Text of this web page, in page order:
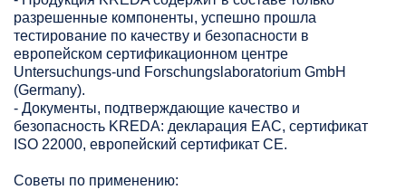
разрешенные компоненты, успешно прошла
тестирование по качеству и безопасности в
европейском сертификационном центре
Untersuchungs-und Forschungslaboratorium GmbH
(Germany).
- Документы, подтверждающие качество и
безопасность KREDA: декларация ЕАС, сертификат
ISO 22000, европейский сертификат СЕ.
Советы по применению: